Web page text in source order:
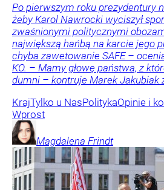
Po pierwszym roku prezydentury
żeby Karol Nawrocki wyciszył
zwaśnionymi politycznymi
największą hańbą na karcie jego
chyba zawetowanie SAFE –
KO. – Mamy głowę państwa, z
dumni – kontruje Marek Jakubiak
KrajTylko u NasPolitykaOpinie i
Wprost
Magdalena Frindt